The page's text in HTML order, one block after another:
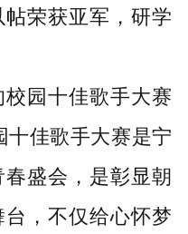
帖荣获亚军，研学
校园十佳歌手大赛
十佳歌手大赛是宁
盛会，是彰显朝
，不仅给心怀梦